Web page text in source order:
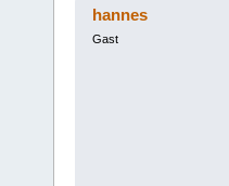
hannes
Gast